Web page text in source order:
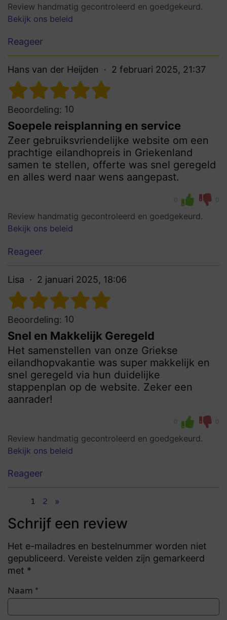
Review handmatig gecontroleerd en goedgekeurd.
Bekijk ons beleid
Reageer
Hans van der Heijden 2 februari 2025, 21:37
Beoordeling: 10
Soepele reisplanning en service
Zeer gebruiksvriendelijke website om een
prachtige eilandhopreis in Griekenland
samen te stellen, offerte was snel geregeld
en alles werd naar wens aangepast.
0 0
Review handmatig gecontroleerd en goedgekeurd.
Bekijk ons beleid
Reageer
Lisa 2 januari 2025, 18:06
Beoordeling: 10
Snel en Makkelijk Geregeld
Het samenstellen van onze Griekse
eilandhopvakantie was super makkelijk en
snel geregeld via hun duidelijke
stappenplan op de website. Zeker een
aanrader!
0 0
Review handmatig gecontroleerd en goedgekeurd.
Bekijk ons beleid
Reageer
1 2 »
Schrijf een review
Het e-mailadres en bestelnummer worden niet
gepubliceerd. Vereiste velden zijn gemarkeerd
met *
Naam *